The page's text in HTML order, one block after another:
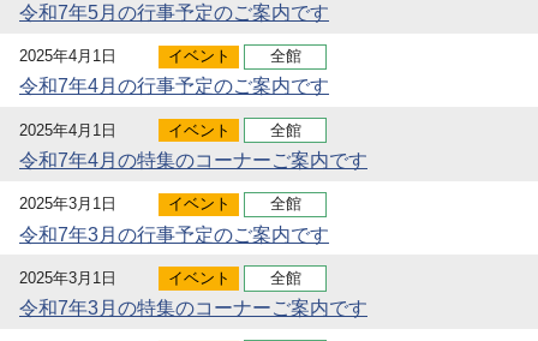
令和7年5月の行事予定のご案内です
2025年4月1日 イベント 全館
令和7年4月の行事予定のご案内です
2025年4月1日 イベント 全館
令和7年4月の特集のコーナーご案内です
2025年3月1日 イベント 全館
令和7年3月の行事予定のご案内です
2025年3月1日 イベント 全館
令和7年3月の特集のコーナーご案内です